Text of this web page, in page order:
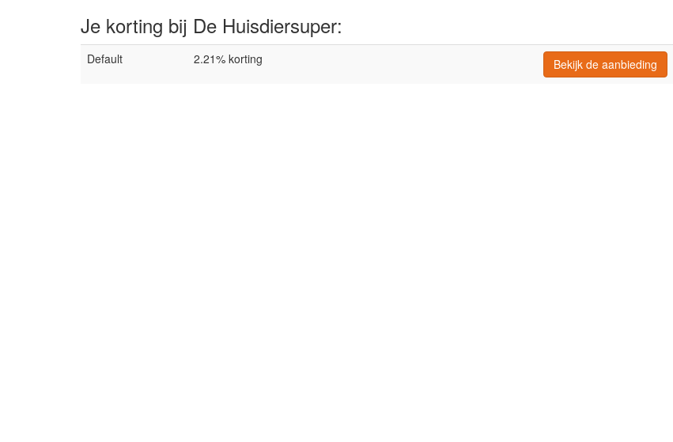
Je korting bij De Huisdiersuper:
Default 2.21% korting Bekijk de aanbieding